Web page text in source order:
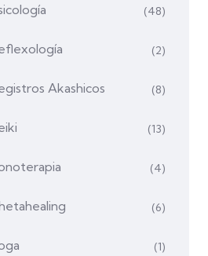
(48)
(2)
Akashicos (8)
(13)
(4)
(6)
(1)